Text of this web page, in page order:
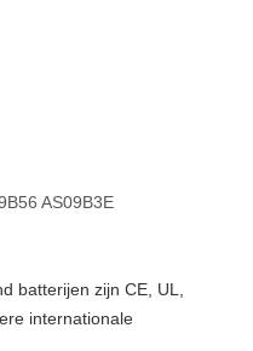
AS09B3E
batterijen zijn CE, UL,
internationale